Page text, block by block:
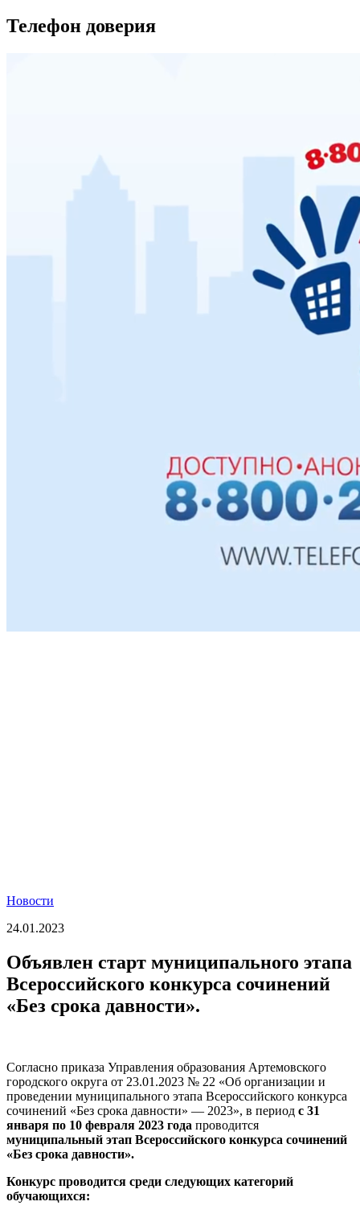
Телефон доверия
Новости
24.01.2023
Объявлен старт муниципального этапа
Всероссийского конкурса сочинений
«Без срока давности».
Согласно приказа Управления образования Артемовского
городского округа от 23.01.2023 № 22 «Об организации и
проведении муниципального этапа Всероссийского конкурса
сочинений «Без срока давности» — 2023», в период с 31
января по 10 февраля 2023 года проводится
муниципальный этап Всероссийского конкурса сочинений
«Без срока давности».
Конкурс проводится среди следующих категорий
обучающихся: